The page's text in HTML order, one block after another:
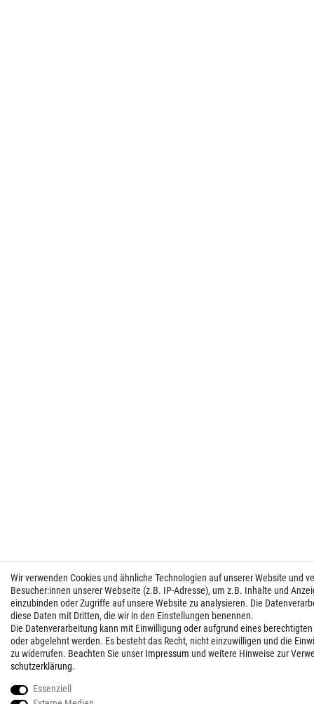
Wir verwenden Cookies und ähnliche Technologien auf unserer Website und
Besucher:innen unserer Webseite (z.B. IP-Adresse), um z.B. Inhalte und
einzubinden oder Zugriffe auf unsere Website zu analysieren. Die
diese Daten mit Dritten, die wir in den Einstellungen benennen.
Die Datenverarbeitung kann mit Einwilligung oder aufgrund eines
oder abgelehnt werden. Es besteht das Recht, nicht einzuwilligen und die
zu widerrufen. Beachten Sie unser Impressum und weitere Hinweise zur
schutz­erklärung.
Essenziell